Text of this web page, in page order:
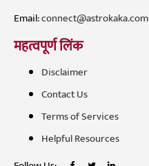
Email:connect@astrokaka.com
महत्वपूर्ण लिंक
Disclaimer
Contact Us
Terms of Services
Helpful Resources